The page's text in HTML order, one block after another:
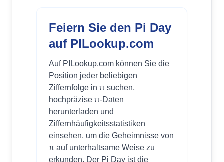
Feiern Sie den Pi Day
auf PILookup.com
Auf PILookup.com können Sie die
Position jeder beliebigen
Ziffernfolge in π suchen,
hochpräzise π-Daten
herunterladen und
Ziffernhäufigkeitsstatistiken
einsehen, um die Geheimnisse von
π auf unterhaltsame Weise zu
erkunden. Der Pi Day ist die